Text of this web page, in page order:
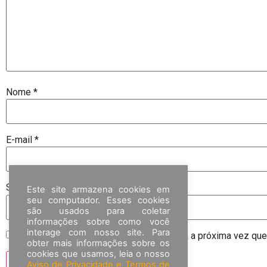
Nome *
E-mail *
Site
Salvar meus dados neste navegador para a próxima vez
Este site armazena cookies em
seu computador. Esses cookies
são usados para coletar
informações sobre como você
interage com nosso site. Para
obter mais informações sobre os
cookies que usamos, leia o nosso
Aviso de Privacidade e Termos de